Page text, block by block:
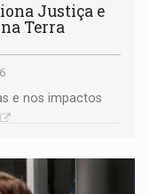
Justiça e
Terra
e nos impactos